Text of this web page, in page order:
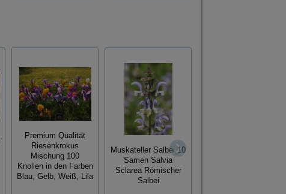
Premium Qualität
Riesenkrokus
Mischung 100
Knollen in den Farben
Blau, Gelb, Weiß, Lila
Muskateller Salbei 10
Samen Salvia
Sclarea Römischer
Salbei